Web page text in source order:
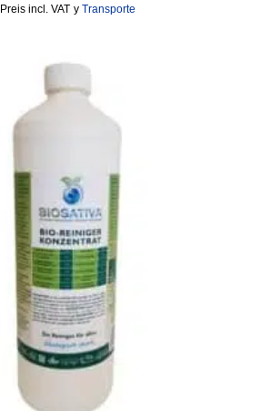
incl. VAT y Transporte